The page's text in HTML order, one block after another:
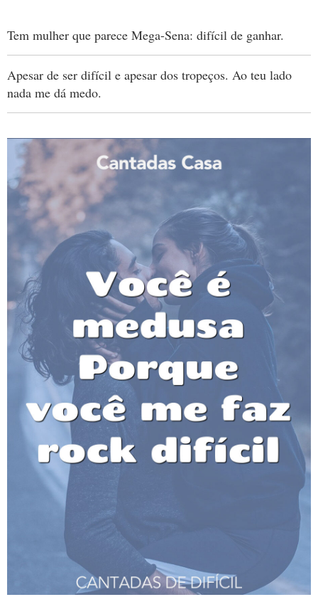
Tem mulher que parece Mega-Sena: difícil de ganhar.
Apesar de ser difícil e apesar dos tropeços. Ao teu lado
nada me dá medo.